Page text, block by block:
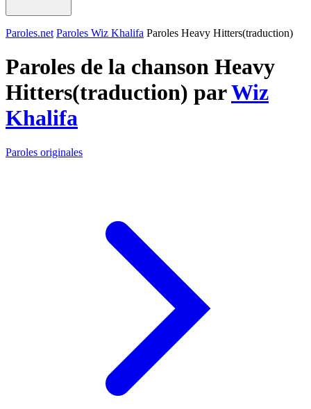
Paroles.net Paroles Wiz Khalifa Paroles Heavy Hitters(traduction)
Paroles de la chanson Heavy
Hitters(traduction) parWiz
Khalifa
Paroles originales